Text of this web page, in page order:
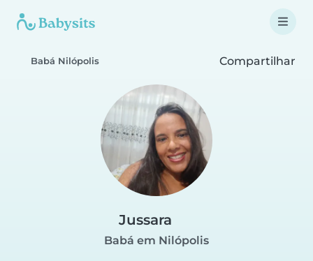
Babá Nilópolis Compartilhar
Jussara
Babá em Nilópolis